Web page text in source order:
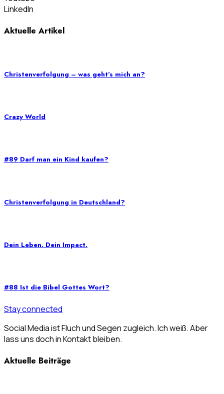
LinkedIn
Aktuelle Artikel
Christenverfolgung – was geht’s mich an?
Crazy World
#89 Darf man ein Kind kaufen?
Christenverfolgung in Deutschland?
Dein Leben. Dein Impact.
#88 Ist die Bibel Gottes Wort?
Stay connected
Social Media ist Fluch und Segen zugleich. Ich weiß. Aber
lass uns doch in Kontakt bleiben.
Aktuelle Beiträge